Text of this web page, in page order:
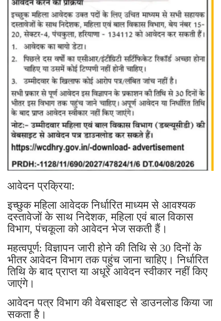
आवेदन प्रक्रिया:
इच्छुक महिला आवेदक निर्धारित माध्यम से आवश्यक
दस्तावेजों के साथ निदेशक, महिला एवं बाल विकास
विभाग, पंचकूला को आवेदन भेज सकती हैं।
महत्वपूर्ण: विज्ञापन जारी होने की तिथि से 30 दिनों के
भीतर आवेदन विभाग तक पहुंच जाना चाहिए। निर्धारित
तिथि के बाद प्राप्त या अधूरे आवेदन स्वीकार नहीं किए
जाएंगे।
आवेदन पत्र विभाग की वेबसाइट से डाउनलोड किया जा
सकता है।